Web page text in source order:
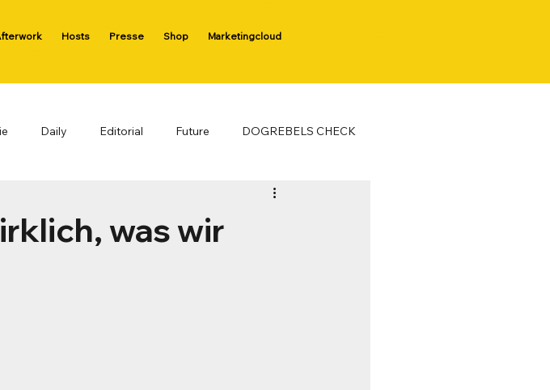
Daily Editorial Future DOGREBELS CHECK
was wir
Hosts Presse Shop Marketingcloud